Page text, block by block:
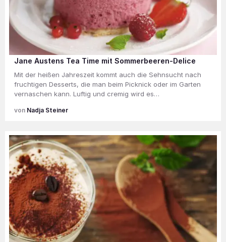
Jane Austens Tea Time mit Sommerbeeren-Delice
Mit der heißen Jahreszeit kommt auch die Sehnsucht nach
fruchtigen Desserts, die man beim Picknick oder im Garten
vernaschen kann. Luftig und cremig wird es…
Nadja Steiner